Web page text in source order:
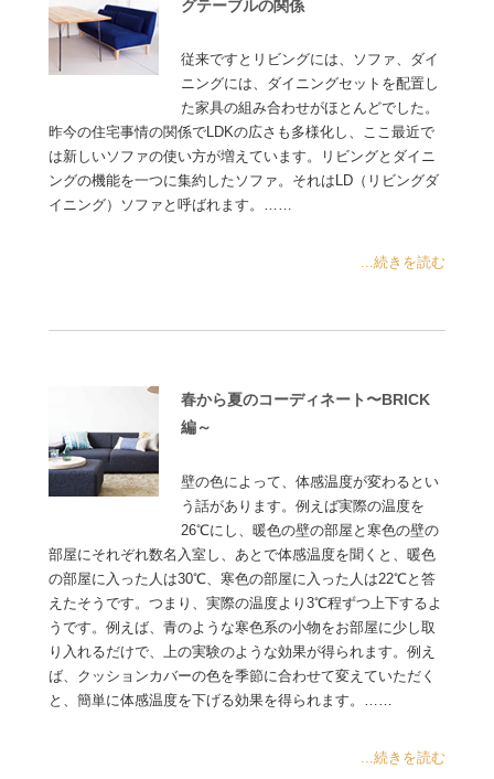
グテーブルの関係
従来ですとリビングには、ソファ、ダイ
ニングには、ダイニングセットを配置し
た家具の組み合わせがほとんどでした。
昨今の住宅事情の関係でLDKの広さも多様化し、ここ最近で
は新しいソファの使い方が増えています。リビングとダイニ
ングの機能を一つに集約したソファ。それはLD（リビングダ
イニング）ソファと呼ばれます。……
...続きを読む
春から夏のコーディネート〜BRICK
編～
壁の色によって、体感温度が変わるとい
う話があります。例えば実際の温度を
26℃にし、暖色の壁の部屋と寒色の壁の
部屋にそれぞれ数名入室し、あとで体感温度を聞くと、暖色
の部屋に入った人は30℃、寒色の部屋に入った人は22℃と答
えたそうです。つまり、実際の温度より3℃程ずつ上下するよ
うです。例えば、青のような寒色系の小物をお部屋に少し取
り入れるだけで、上の実験のような効果が得られます。例え
ば、クッションカバーの色を季節に合わせて変えていただく
と、簡単に体感温度を下げる効果を得られます。……
...続きを読む